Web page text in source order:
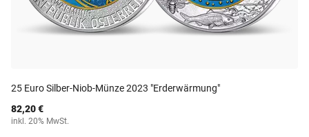
25 Euro Silber-Niob-Münze 2023 "Erderwärmung"
82,20 €
inkl. 20% MwSt.